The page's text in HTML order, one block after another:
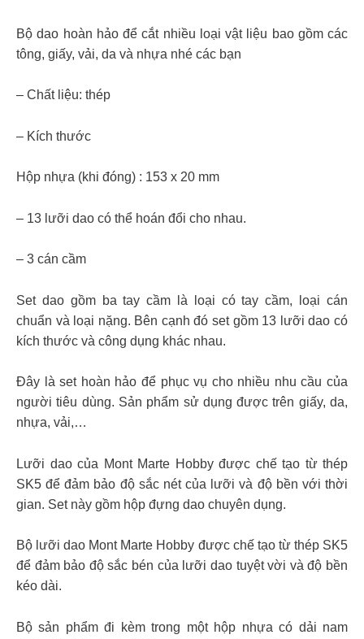
Bộ dao hoàn hảo để cắt nhiều loại vật liệu bao gồm các
tông, giấy, vải, da và nhựa nhé các bạn
– Chất liệu: thép
– Kích thước
Hộp nhựa (khi đóng) : 153 x 20 mm
– 13 lưỡi dao có thể hoán đổi cho nhau.
– 3 cán cầm
Set dao gồm ba tay cầm là loại có tay cầm, loại cán
chuẩn và loại nặng. Bên cạnh đó set gồm 13 lưỡi dao có
kích thước và công dụng khác nhau.
Đây là set hoàn hảo để phục vụ cho nhiều nhu cầu của
người tiêu dùng. Sản phẩm sử dụng được trên giấy, da,
nhựa, vải,…
Lưỡi dao của Mont Marte Hobby được chế tạo từ thép
SK5 để đảm bảo độ sắc nét của lưỡi và độ bền với thời
gian. Set này gồm hộp đựng dao chuyên dụng.
Bộ lưỡi dao Mont Marte Hobby được chế tạo từ thép SK5
để đảm bảo độ sắc bén của lưỡi dao tuyệt vời và độ bền
kéo dài.
Bộ sản phẩm đi kèm trong một hộp nhựa có dải nam